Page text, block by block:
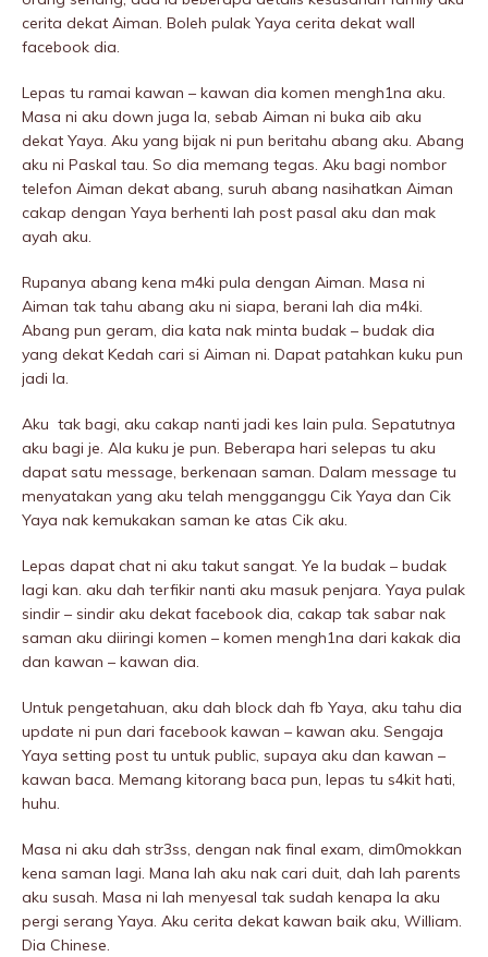
cerita dekat Aiman. Boleh pulak Yaya cerita dekat wall
facebook dia.
Lepas tu ramai kawan – kawan dia komen mengh1na aku.
Masa ni aku down juga la, sebab Aiman ni buka aib aku
dekat Yaya. Aku yang bijak ni pun beritahu abang aku. Abang
aku ni Paskal tau. So dia memang tegas. Aku bagi nombor
telefon Aiman dekat abang, suruh abang nasihatkan Aiman
cakap dengan Yaya berhenti lah post pasal aku dan mak
ayah aku.
Rupanya abang kena m4ki pula dengan Aiman. Masa ni
Aiman tak tahu abang aku ni siapa, berani lah dia m4ki.
Abang pun geram, dia kata nak minta budak – budak dia
yang dekat Kedah cari si Aiman ni. Dapat patahkan kuku pun
jadi la.
Aku tak bagi, aku cakap nanti jadi kes lain pula. Sepatutnya
aku bagi je. Ala kuku je pun. Beberapa hari selepas tu aku
dapat satu message, berkenaan saman. Dalam message tu
menyatakan yang aku telah mengganggu Cik Yaya dan Cik
Yaya nak kemukakan saman ke atas Cik aku.
Lepas dapat chat ni aku takut sangat. Ye la budak – budak
lagi kan. aku dah terfikir nanti aku masuk penjara. Yaya pulak
sindir – sindir aku dekat facebook dia, cakap tak sabar nak
saman aku diiringi komen – komen mengh1na dari kakak dia
dan kawan – kawan dia.
Untuk pengetahuan, aku dah block dah fb Yaya, aku tahu dia
update ni pun dari facebook kawan – kawan aku. Sengaja
Yaya setting post tu untuk public, supaya aku dan kawan –
kawan baca. Memang kitorang baca pun, lepas tu s4kit hati,
huhu.
Masa ni aku dah str3ss, dengan nak final exam, dim0mokkan
kena saman lagi. Mana lah aku nak cari duit, dah lah parents
aku susah. Masa ni lah menyesal tak sudah kenapa la aku
pergi serang Yaya. Aku cerita dekat kawan baik aku, William.
Dia Chinese.